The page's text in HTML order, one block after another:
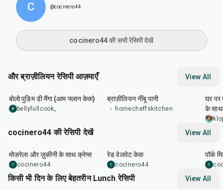
C @cocinero44
cocinero44 की सभी रेसिपी देखें
और ब्राज़ीलियन रेसिपी आज़माएँ View All
1 hr5min
बोलो पुडिम डी मैंगा (आम फ्लान केक)
B bellyfullcook_
ब्राज़ीलियन नींबू पानी
homecheffskitchen
घर पर
के साथ
cocinero44 की रेसिपी देखें View All
मोज़रेला और ज़ुकीनी के साथ क्रेप्स
C cocinero44
रेड वेलवेट केक
C cocinero44
पॉर्क
C
किसी भी दिन के लिए बेहतरीन Lunch रेसिपी View All
1 min hr 15